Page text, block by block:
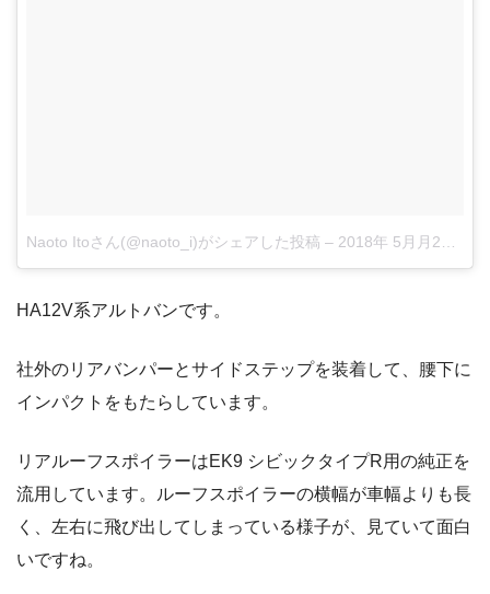
Naoto Itoさん(@naoto_i)がシェアした投稿 – 2018年 5月月27日午前2時37分PDT
HA12V系アルトバンです。
社外のリアバンパーとサイドステップを装着して、腰下に
インパクトをもたらしています。
リアルーフスポイラーはEK9 シビックタイプR用の純正を
流用しています。ルーフスポイラーの横幅が車幅よりも長
く、左右に飛び出してしまっている様子が、見ていて面白
いですね。